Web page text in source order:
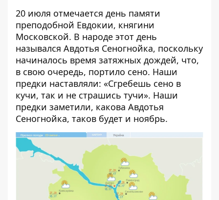
20 июля отмечается день памяти
преподобной Евдокии, княгини
Московской. В народе этот день
назывался Авдотья Сеногнойка, поскольку
начиналось время затяжных дождей, что,
в свою очередь, портило сено. Наши
предки наставляли: «Сгребешь сено в
кучи, так и не страшись тучи». Наши
предки заметили, какова Авдотья
Сеногнойка, таков будет и ноябрь.